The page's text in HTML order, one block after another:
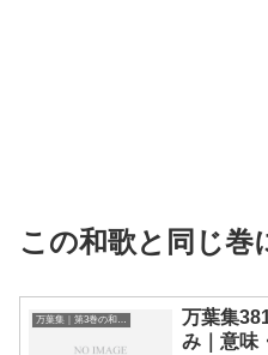
この和歌と同じ巻
万葉集
み｜意味